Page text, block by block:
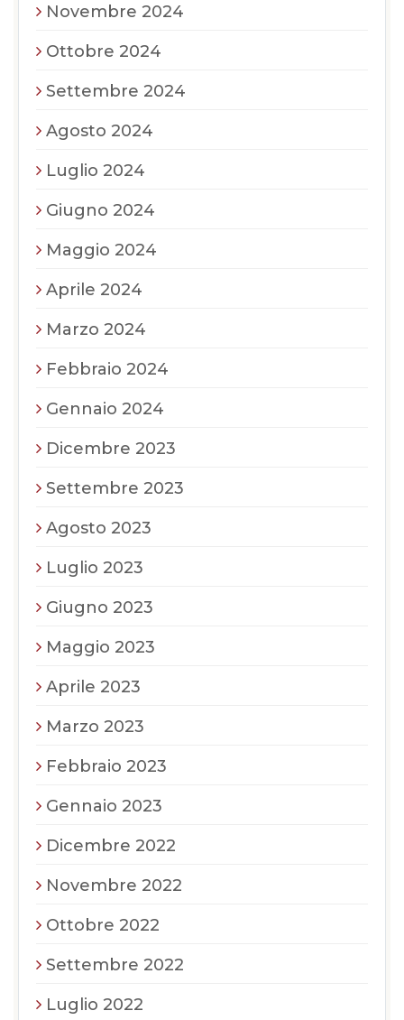
Novembre 2024
Ottobre 2024
Settembre 2024
Agosto 2024
Luglio 2024
Giugno 2024
Maggio 2024
Aprile 2024
Marzo 2024
Febbraio 2024
Gennaio 2024
Dicembre 2023
Settembre 2023
Agosto 2023
Luglio 2023
Giugno 2023
Maggio 2023
Aprile 2023
Marzo 2023
Febbraio 2023
Gennaio 2023
Dicembre 2022
Novembre 2022
Ottobre 2022
Settembre 2022
Luglio 2022